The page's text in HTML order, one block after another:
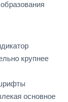
крупнее
основное